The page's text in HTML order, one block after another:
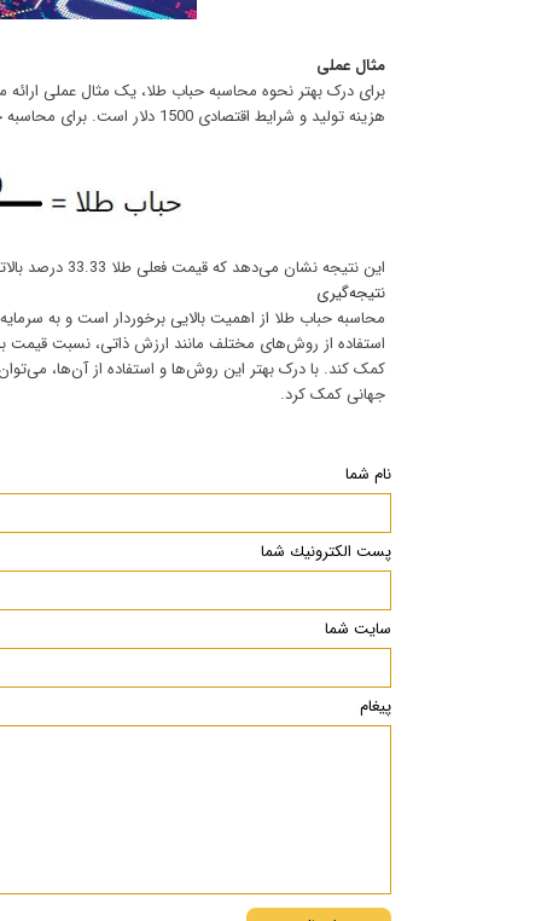
مثال عملی
هزینه تولید و شرایط اقتصادی 1500 دلار است. برای محاسبه حباب طلا از فرمول زیر استفاده می‌کنیم:
این نتیجه نشان می‌دهد که قیمت فعلی طلا 33.33 درصد بالاتر از ارزش ذاتی آن است و احتمال وجود حباب در بازار طلا وجود دارد.
نتیجه‌گیری
محاسبه حباب طلا از اهمیت بالایی برخوردار است و به
کمک کند. با درک بهتر این روش‌ها و استفاده از آن‌ها،
جهانی کمک کرد.
نام شما
پست الكترونيك شما
سایت شما
پیغام